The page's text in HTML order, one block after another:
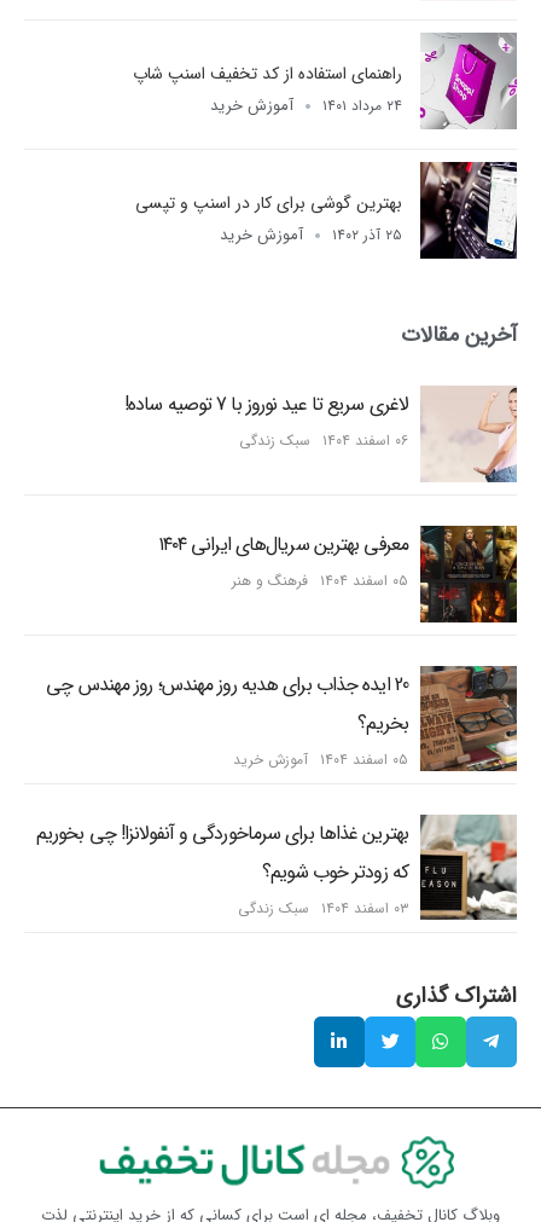
راهنمای استفاده از کد تخفیف اسنپ شاپ
۲۴ مرداد ۱۴۰۱ آموزش خرید
بهترین گوشی برای کار در اسنپ و تپسی
۲۵ آذر ۱۴۰۲ آموزش خرید
آخرین مقالات
لاغری سریع تا عید نوروز با 7 توصیه ساده!
۰۶ اسفند ۱۴۰۴ سبک زندگی
معرفی بهترین سریال‌های ایرانی ۱۴۰۴
۰۵ اسفند ۱۴۰۴ فرهنگ و هنر
20 ایده جذاب برای هدیه روز مهندس؛ روز مهندس چی
بخریم؟
۰۵ اسفند ۱۴۰۴ آموزش خرید
بهترین غذاها برای سرماخوردگی و آنفولانزا! چی بخوریم
که زودتر خوب شویم؟
۰۳ اسفند ۱۴۰۴ سبک زندگی
اشتراک گذاری
وبلاگ کانال تخفیف، مجله ای است برای کسانی که از خرید اینترنتی لذت